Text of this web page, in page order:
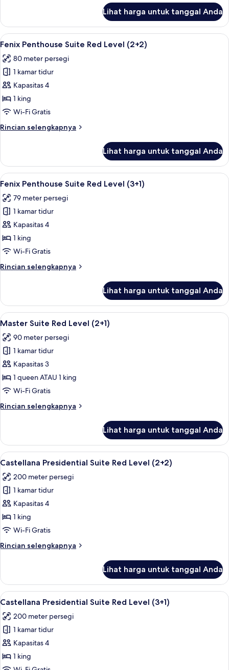
Fenix
Penthouse
Suite
Level
Lihat harga untuk tanggal Anda
Lihat
semua
foto
untuk
Fenix
Penthouse
Suite
Level
Seprai premium, selimut bulu angsa,
6
Fenix Penthouse Suite Red Level (2+2)
80 meter persegi
1 kamar tidur
Kapasitas 4
1 king
Wi-Fi Gratis
Rincian selengkapnya
Rincian
Fenix
Penthouse
Suite
Level
(2+2)
Lihat harga untuk tanggal Anda
Lihat
semua
foto
untuk
Fenix
Penthouse
Suite
Level
Seprai premium, selimut bulu angsa,
6
Fenix Penthouse Suite Red Level (3+1)
79 meter persegi
1 kamar tidur
Kapasitas 4
1 king
Wi-Fi Gratis
Rincian selengkapnya
Rincian
Fenix
Penthouse
Suite
Level
(3+1)
Lihat harga untuk tanggal Anda
Lihat
semua
foto
untuk
Master
Suite
Red
(2+1)
Seprai premium, selimut bulu angsa,
7
Master Suite Red Level (2+1)
90 meter persegi
1 kamar tidur
Kapasitas 3
1 queen ATAU 1 king
Wi-Fi Gratis
Rincian selengkapnya
Rincian
Master
Suite
Red
(2+1)
Lihat harga untuk tanggal Anda
Lihat
semua
foto
untuk
Castellana
Presidential
Suite
Level
Seprai premium, selimut bulu angsa,
6
Castellana Presidential Suite Red Level (2+2)
200 meter persegi
1 kamar tidur
Kapasitas 4
1 king
Wi-Fi Gratis
Rincian selengkapnya
Rincian
Castellana
Presidential
Suite
Level
(2+2)
Lihat harga untuk tanggal Anda
Lihat
semua
foto
untuk
Castellana
Presidential
Suite
Seprai premium, selimut bulu angsa,
6
Castellana Presidential Suite Red Level (3+1)
200 meter persegi
1 kamar tidur
Kapasitas 4
1 king